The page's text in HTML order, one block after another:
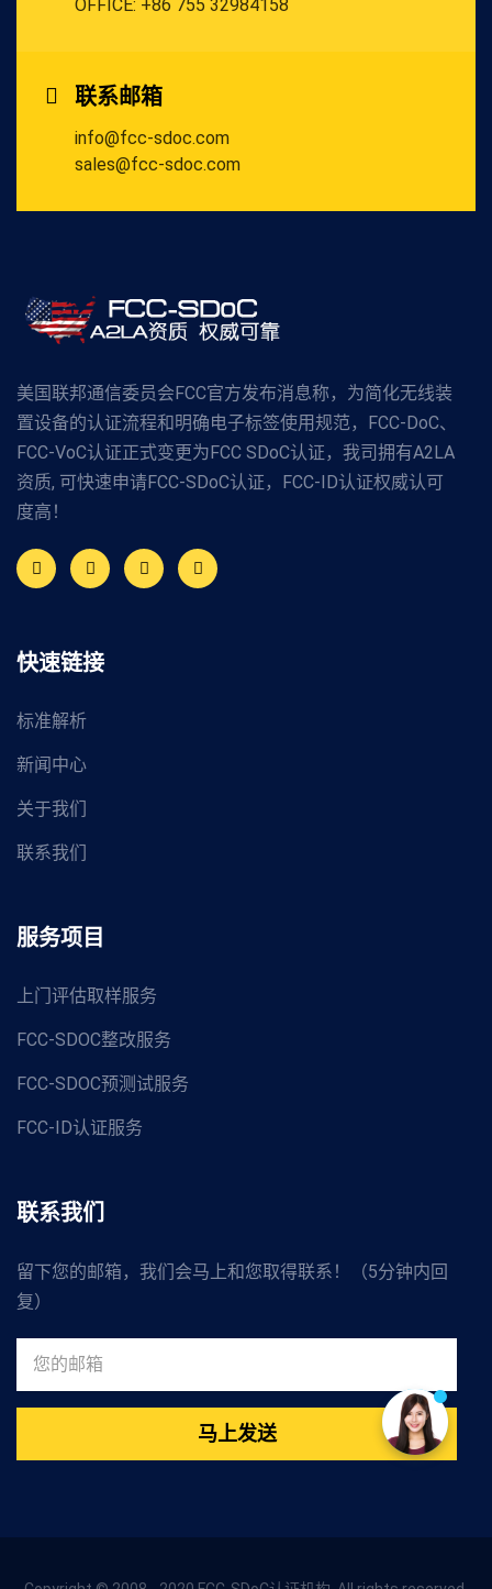
OFFICE: +86 755 32984158
联系邮箱
info@fcc-sdoc.com
sales@fcc-sdoc.com
美国联邦通信委员会FCC官方发布消息称，为简化无线装
置设备的认证流程和明确电子标签使用规范，FCC-DoC、
FCC-VoC认证正式变更为FCC SDoC认证，我司拥有A2LA
资质, 可快速申请FCC-SDoC认证，FCC-ID认证权威认可
度高！
快速链接
标准解析
新闻中心
关于我们
联系我们
服务项目
上门评估取样服务
FCC-SDOC整改服务
FCC-SDOC预测试服务
FCC-ID认证服务
联系我们
留下您的邮箱，我们会马上和您取得联系！（5分钟内回
复）
马上发送